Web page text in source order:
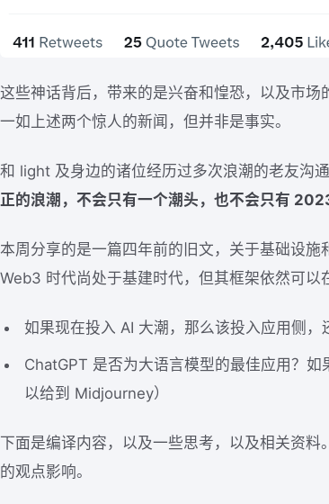
这些神话背后，带来的是兴奋和惶恐，以及市场
一如上述两个惊人的新闻，但并非是事实。
和 light 及身边的诸位经历过多次浪潮的老友
正的浪潮，不会只有一个潮头，也不会只有
本周分享的是一篇四年前的旧文，关于基础设
Web3 时代尚处于基建时代，但其框架依然可以
如果现在投入 AI 大潮，那么该投入应用侧，
ChatGPT 是否为大语言模型的最佳应用？
以给到 Midjourney）
下面是编译内容，以及一些思考，以及相关资
的观点影响。